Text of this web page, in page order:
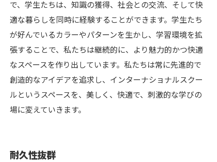
で、学生たちは、知識の獲得、社会との交流、そして快
適な暮らしを同時に経験することができます。学生たち
が好んでいるカラーやパターンを生かし、学習環境を拡
張することで、私たちは継続的に、より魅力的かつ快適
なスペースを作り出しています。私たちは常に先進的で
創造的なアイデアを追求し、インターナショナルスクー
ルというスペースを、美しく、快適で、刺激的な学びの
場に変えていきます。
耐久性抜群